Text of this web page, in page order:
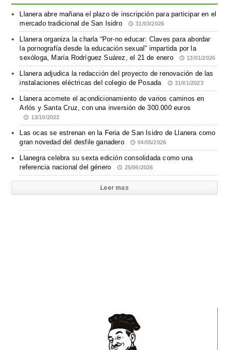
Llanera abre mañana el plazo de inscripción para participar en el
mercado tradicional de San Isidro
31/03/2026
Llanera organiza la charla “Por-no educar: Claves para abordar
la pornografía desde la educación sexual” impartida por la
sexóloga, María Rodríguez Suárez, el 21 de enero
13/01/2026
Llanera adjudica la redacción del proyecto de renovación de las
instalaciones eléctricas del colegio de Posada
31/01/2023
Llanera acomete el acondicionamiento de varios caminos en
Arlós y Santa Cruz, con una inversión de 300.000 euros
13/10/2022
Las ocas se estrenan en la Feria de San Isidro de Llanera como
gran novedad del desfile ganadero
04/05/2026
Llanegra celebra su sexta edición consolidada como una
referencia nacional del género
25/06/2026
Leer mas